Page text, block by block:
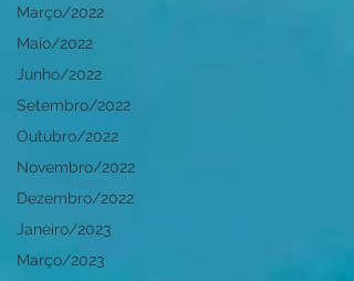
Março/2022
Maio/2022
Junho/2022
Setembro/2022
Outubro/2022
Novembro/2022
Dezembro/2022
Janeiro/2023
Março/2023